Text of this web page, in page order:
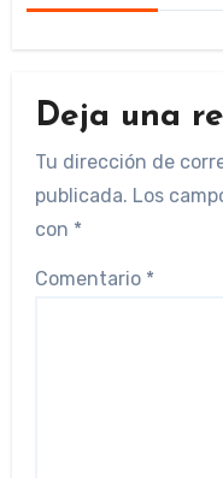
Deja una
Tu dirección de
publicada. Los
con *
Comentario *